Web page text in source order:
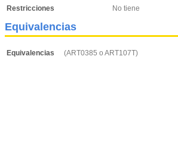
Restricciones No tiene
Equivalencias
Equivalencias (ART0385 o ART107T)